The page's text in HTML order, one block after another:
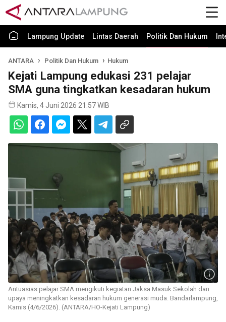
Lampung Update Lintas Daerah Politik Dan Hukum
ANTARA Politik Dan Hukum Hukum
Kejati Lampung edukasi 231 pelajar
SMA guna tingkatkan kesadaran hukum
Kamis, 4 Juni 2026 21:57 WIB
Antuasias pelajar SMA mengikuti kegiatan Jaksa Masuk Sekolah dan
upaya meningkatkan kesadaran hukum generasi muda. Bandarlampung,
Kamis (4/6/2026). (ANTARA/HO-Kejati Lampung)